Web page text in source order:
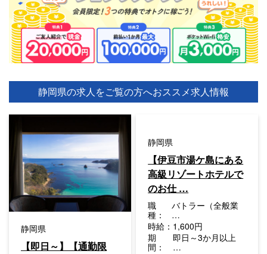
静岡県の求人をご覧の方へおススメ求人情報
静岡県
【即日～】【通勤限
静岡県
【伊豆市湯ケ島にある
高級リゾートホテルで
のお仕 …
職
種：
バトラー（全般業
…
時給： 1,600円
期
間：
即日～3か月以上
…